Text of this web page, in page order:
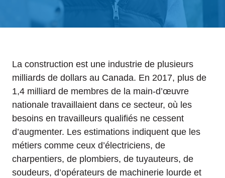
La construction est une industrie de plusieurs
milliards de dollars au Canada. En 2017, plus de
1,4 milliard de membres de la main-d’œuvre
nationale travaillaient dans ce secteur, où les
besoins en travailleurs qualifiés ne cessent
d’augmenter. Les estimations indiquent que les
métiers comme ceux d’électriciens, de
charpentiers, de plombiers, de tuyauteurs, de
soudeurs, d’opérateurs de machinerie lourde et